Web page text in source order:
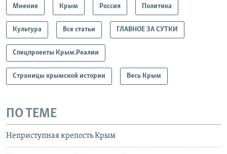
Мнение Крым Россия Политика
Культура Все статьи ГЛАВНОЕ ЗА СУТКИ
Спецпроекты Крым.Реалии
Страницы крымской истории Весь Крым
ПО ТЕМЕ
Неприступная крепость Крым